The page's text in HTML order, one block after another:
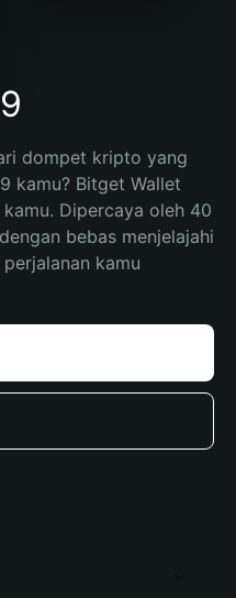
dompet kripto yang
kamu? Bitget Wallet
Dipercaya oleh 40
bebas menjelajahi
kamu